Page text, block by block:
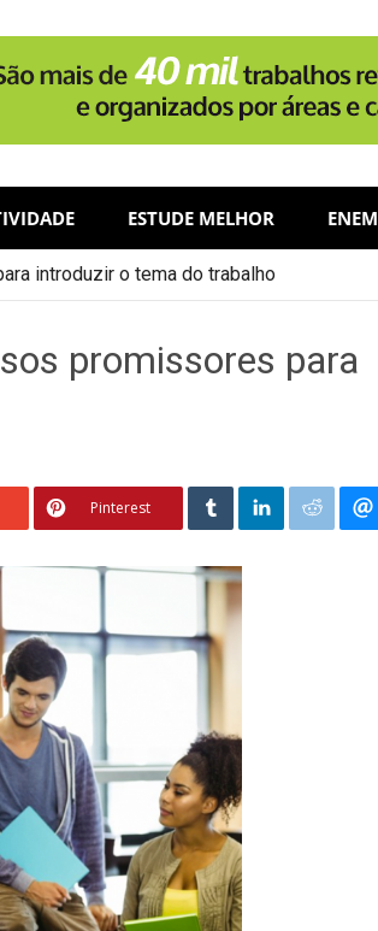
ESTUDE MELHOR ENEM
introduzir o tema do trabalho
promissores para
Pinterest